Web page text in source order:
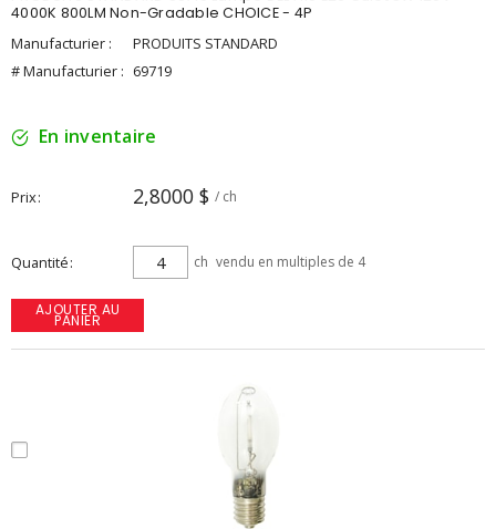
4000K 800LM Non-Gradable CHOICE - 4P
Manufacturier :
PRODUITS STANDARD
# Manufacturier : 69719
En inventaire
Prix 2,8000 $ / ch
Quantité ch vendu en multiples de 4
AJOUTER AU
PANIER